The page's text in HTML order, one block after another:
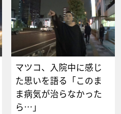
マツコ、入院中に感じ
た思いを語る「このま
ま病気が治らなかった
ら…」